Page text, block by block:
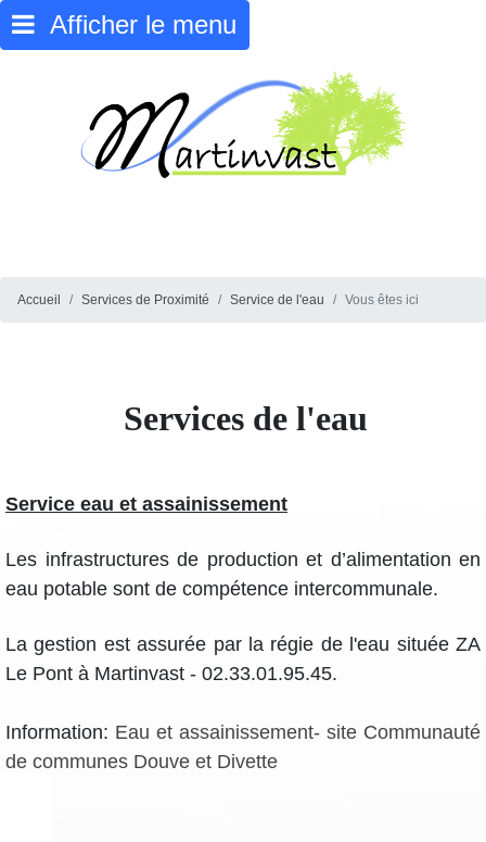
Afficher le menu
Accueil Services de Proximité Service de l'eau Vous êtes ici
Services de l'eau
Service eau et assainissement
Les infrastructures de production et d’alimentation en
eau potable sont de compétence intercommunale.
La gestion est assurée par la régie de l'eau située ZA
Le Pont à Martinvast - 02.33.01.95.45.
Information: Eau et assainissement- site Communauté
de communes Douve et Divette